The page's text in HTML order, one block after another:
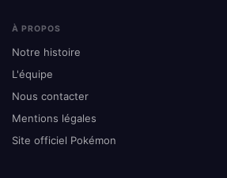
À PROPOS
Notre histoire
L'équipe
Nous contacter
Mentions légales
Site officiel Pokémon